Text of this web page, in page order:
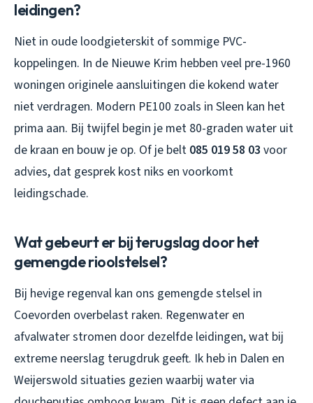
leidingen?
Niet in oude loodgieterskit of sommige PVC-
koppelingen. In de Nieuwe Krim hebben veel pre-1960
woningen originele aansluitingen die kokend water
niet verdragen. Modern PE100 zoals in Sleen kan het
prima aan. Bij twijfel begin je met 80-graden water uit
de kraan en bouw je op. Of je belt 085 019 58 03 voor
advies, dat gesprek kost niks en voorkomt
leidingschade.
Wat gebeurt er bij terugslag door het
gemengde rioolstelsel?
Bij hevige regenval kan ons gemengde stelsel in
Coevorden overbelast raken. Regenwater en
afvalwater stromen door dezelfde leidingen, wat bij
extreme neerslag terugdruk geeft. Ik heb in Dalen en
Weijerswold situaties gezien waarbij water via